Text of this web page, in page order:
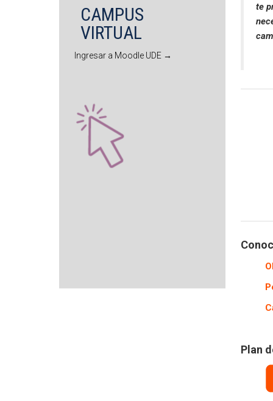
te
Plan
CAMPUS
VIRTUAL
Ingresar a Moodle UDE →